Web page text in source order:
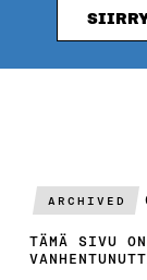
ARCHIVED
TÄMÄ SIVU